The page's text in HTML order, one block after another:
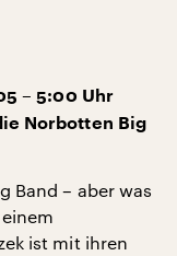
– 5:00 Uhr
Norbotten Big
Band – aber was
ist mit ihren